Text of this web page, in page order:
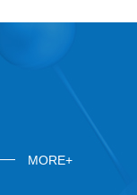
MORE+